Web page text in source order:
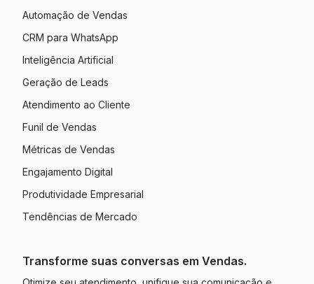
Automação de Vendas
CRM para WhatsApp
Inteligência Artificial
Geração de Leads
Atendimento ao Cliente
Funil de Vendas
Métricas de Vendas
Engajamento Digital
Produtividade Empresarial
Tendências de Mercado
Transforme suas conversas em Vendas.